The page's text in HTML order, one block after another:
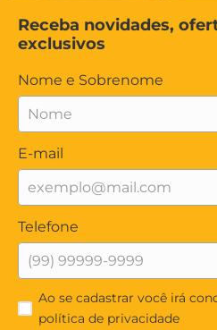
Receba novidades,
exclusivos
Nome e Sobrenome
E-mail
Telefone
Ao se cadastrar você irá
política de privacidade